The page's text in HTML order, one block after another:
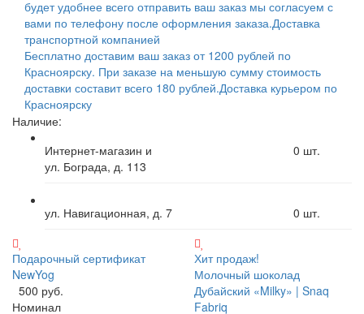
будет удобнее всего отправить ваш заказ мы согласуем с
вами по телефону после оформления заказа.Доставка
транспортной компанией
Бесплатно доставим ваш заказ от 1200 рублей по
Красноярску. При заказе на меньшую сумму стоимость
доставки составит всего 180 рублей.Доставка курьером по
Красноярску
Наличие:
Интернет-магазин и
ул. Бограда, д. 113
0 шт.
ул. Навигационная, д. 7 0 шт.
Подарочный сертификат
NewYog
500 руб.
Номинал
Хит продаж!
Молочный шоколад
Дубайский «Milky» | Snaq
Fabriq